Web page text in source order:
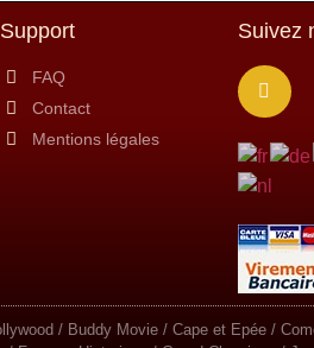
Support
FAQ
Contact
Mentions légales
Suivez
/ Buddy Movie / Cape et Epée /